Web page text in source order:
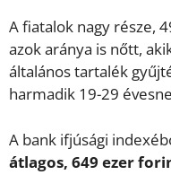
A fiatalok nagy része,
azok aránya is nőtt,
általános tartalék
harmadik 19-29
A bank ifjúsági
átlagos, 649 ezer